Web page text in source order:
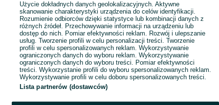
Użycie dokładnych danych geolokalizacyjnych. Aktywne
skanowanie charakterystyki urządzenia do celów identyfikacji.
Rozumienie odbiorców dzięki statystyce lub kombinacji danych z
różnych źródeł. Przechowywanie informacji na urządzeniu lub
dostęp do nich. Pomiar efektywności reklam. Rozwój i ulepszanie
usług. Tworzenie profili w celu personalizacji treści. Tworzenie
profili w celu spersonalizowanych reklam. Wykorzystywanie
ograniczonych danych do wyboru reklam. Wykorzystywanie
ograniczonych danych do wyboru treści. Pomiar efektywności
treści. Wykorzystanie profili do wyboru spersonalizowanych reklam.
Wykorzystywanie profili w celu doboru spersonalizowanych treści.
Lista partnerów (dostawców)